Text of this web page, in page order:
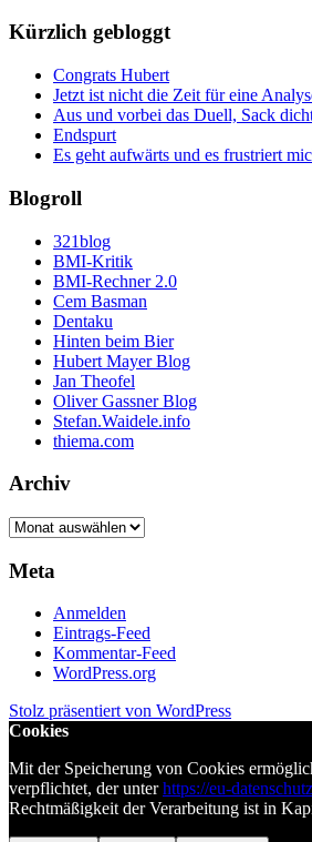
Kürzlich gebloggt
Congrats Hubert
Jetzt ist nicht die Zeit für eine
Aus und vorbei das Duell, Sack
Endspurt
Es geht aufwärts und es frustriert
Blogroll
321blog
BMI-Kritik
BMI-Rechner 2.0
Cem Basman
Dentaku
Hinten beim Bier
Hubert Mayer Blog
Jan Theofel
Oliver Gassner Blog
Stefan.Waidele.info
thiema.com
Archiv
Archiv
Meta
Anmelden
Eintrags-Feed
Kommentar-Feed
WordPress.org
Stolz präsentiert von WordPress
Cookies
Mit der Speicherung von Cookies
verpflichtet, der unterhttps://eu-
Rechtmäßigkeit der Verarbeitung ist in